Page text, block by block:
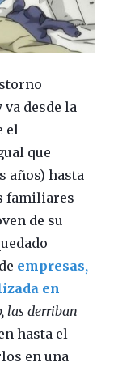
desde la
el
que
años) hasta
familiares
de su
empresas,
en
las derriban
hasta el
en una